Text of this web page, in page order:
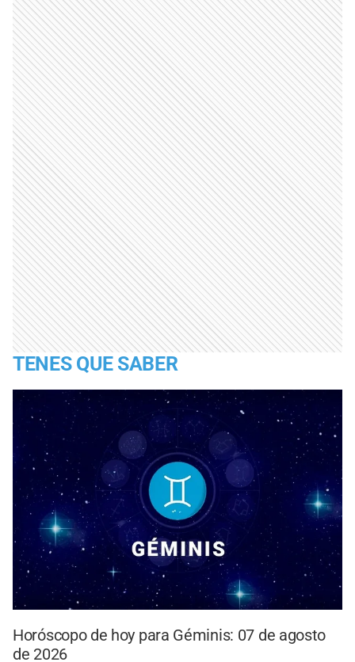
TENES QUE SABER
Horóscopo de hoy para Géminis: 07 de agosto
de 2026